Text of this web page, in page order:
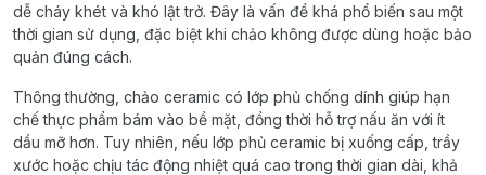
dễ cháy khét và khó lật trở. Đây là vấn đề khá phổ biến sau một
thời gian sử dụng, đặc biệt khi chảo không được dùng hoặc bảo
quản đúng cách.
Thông thường, chảo ceramic có lớp phủ chống dính giúp hạn
chế thực phẩm bám vào bề mặt, đồng thời hỗ trợ nấu ăn với ít
dầu mỡ hơn. Tuy nhiên, nếu lớp phủ ceramic bị xuống cấp, trầy
xước hoặc chịu tác động nhiệt quá cao trong thời gian dài, khả